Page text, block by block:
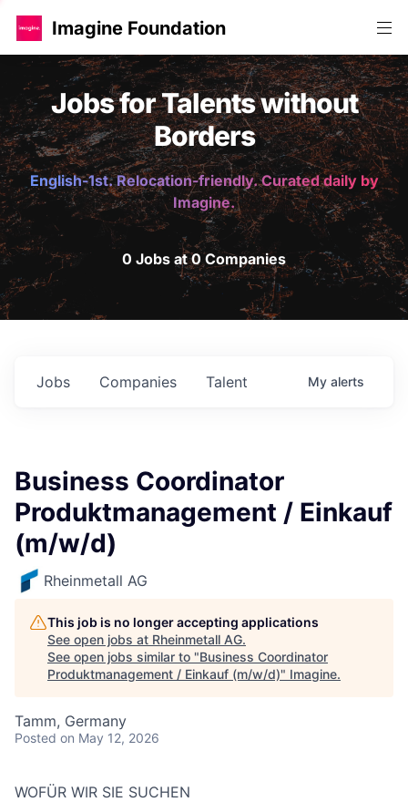
Imagine Foundation
Jobs for Talents without
Borders
English-1st. Relocation-friendly. Curated daily by
Imagine.
0 Jobs at 0 Companies
Jobs Companies Talent My alerts
Business Coordinator
Produktmanagement / Einkauf
(m/w/d)
Rheinmetall AG
This job is no longer accepting applications
See open jobs at Rheinmetall AG.
See open jobs similar to "Business Coordinator
Produktmanagement / Einkauf (m/w/d)" Imagine.
Tamm, Germany
Posted on May 12, 2026
WOFÜR WIR SIE SUCHEN